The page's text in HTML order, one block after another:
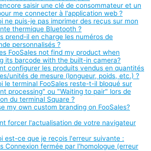
saisir une clé de consommateur et un
me connecter à l'application web ?
ne puis-je pas imprimer des reçus sur mon
thermique Bluetooth ?
prend-il en charge les numéros de
personnalisés ?
FooSales not find my product when
its barcode with the built-in camera?
configurer les produits vendus en quantités
unités de mesure (longueur, poids, etc.) ?
le terminal FooSales reste-t-il bloqué sur
processing" ou "Waiting to pair" lors de
du terminal Square ?
my own custom branding on FooSales?
forcer l'actualisation de votre navigateur
est-ce que je reçois l'erreur suivante :
Connexion fermée par l'homologue (erreur